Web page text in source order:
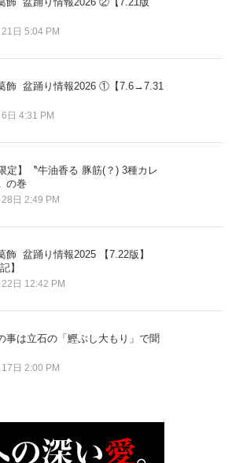
日 5:04 PM
飾 盆踊り情報2026 ①【7.6→7.31
日 4:31 PM
定】〝牛油香る 豚筋(？) 3種カレ
の巻
日 2:49 PM
飾 盆踊り情報2025 【7.22版】
】
日 12:42 PM
事は立石の「鰹ぶし大もり」で聞
日 2:00 PM